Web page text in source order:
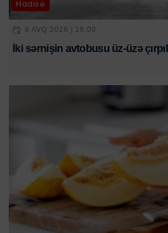
Hadisə
8 AVQ 2026 | 18:00
İki sərnişin avtobusu üz-üzə